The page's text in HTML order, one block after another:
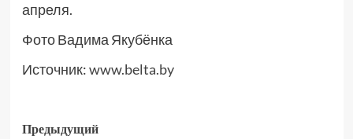
апреля.
Фото Вадима Якубёнка
Источник:www.belta.by
Предыдущий